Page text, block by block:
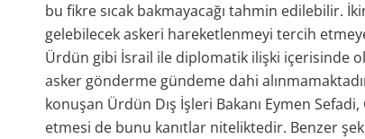
bu fikre sıcak bakmayacağı tahmin edilebilir.
gelebilecek askeri hareketlenmeyi tercih
Ürdün gibi İsrail ile diplomatik ilişki içerisinde
asker gönderme gündeme dahi
konuşan Ürdün Dış İşleri Bakanı Eymen
etmesi de bunu kanıtlar niteliktedir. Benzer